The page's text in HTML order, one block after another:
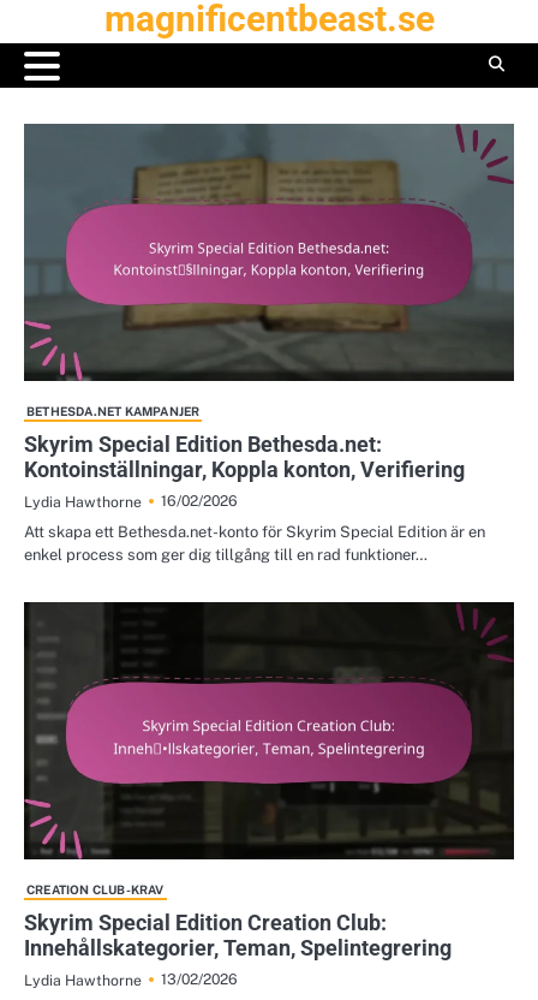
to
content
magnificentbeast.se
BETHESDA.NET KAMPANJER
Skyrim Special Edition Bethesda.net:
Kontoinställningar, Koppla konton, Verifiering
Lydia Hawthorne
16/02/2026
Att skapa ett Bethesda.net-konto för Skyrim Special Edition är en
enkel process som ger dig tillgång till en rad funktioner…
CREATION CLUB-KRAV
Skyrim Special Edition Creation Club:
Innehållskategorier, Teman, Spelintegrering
Lydia Hawthorne
13/02/2026